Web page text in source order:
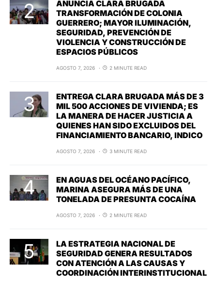
ANUNCIA CLARA BRUGADA
TRANSFORMACIÓN DE COLONIA
GUERRERO; MAYOR ILUMINACIÓN,
SEGURIDAD, PREVENCIÓN DE
VIOLENCIA Y CONSTRUCCIÓN DE
ESPACIOS PÚBLICOS
AGOSTO 7, 2026 2 MINUTE READ
ENTREGA CLARA BRUGADA MÁS DE 3
MIL 500 ACCIONES DE VIVIENDA; ES
LA MANERA DE HACER JUSTICIA A
QUIENES HAN SIDO EXCLUIDOS DEL
FINANCIAMIENTO BANCARIO, INDICO
AGOSTO 7, 2026 3 MINUTE READ
EN AGUAS DEL OCÉANO PACÍFICO,
MARINA ASEGURA MÁS DE UNA
TONELADA DE PRESUNTA COCAÍNA
AGOSTO 7, 2026 2 MINUTE READ
LA ESTRATEGIA NACIONAL DE
SEGURIDAD GENERA RESULTADOS
CON ATENCIÓN A LAS CAUSAS Y
COORDINACIÓN INTERINSTITUCIONAL